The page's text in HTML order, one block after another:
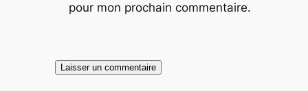
pour mon prochain commentaire.